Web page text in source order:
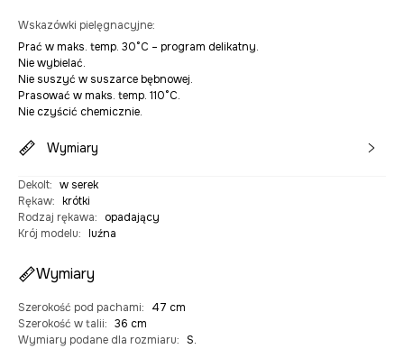
Wskazówki pielęgnacyjne:
Prać w maks. temp. 30°C – program delikatny.
Nie wybielać.
Nie suszyć w suszarce bębnowej.
Prasować w maks. temp. 110°C.
Nie czyścić chemicznie.
Wymiary
Dekolt: w serek
Rękaw: krótki
Rodzaj rękawa:
opadający
Krój modelu: luźna
Wymiary
Szerokość pod pachami:
47 cm
Szerokość w talii: 36 cm
Wymiary podane dla rozmiaru: S.